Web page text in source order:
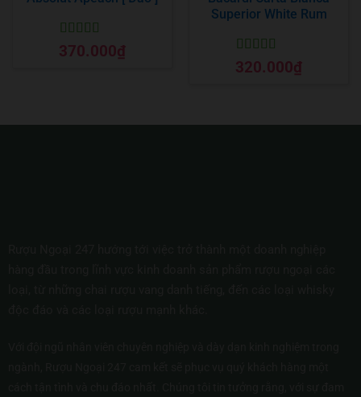
Được xếp
hạng55 sao
370.000₫
Superior White Rum
Được xếp
hạng55 sao
320.000₫